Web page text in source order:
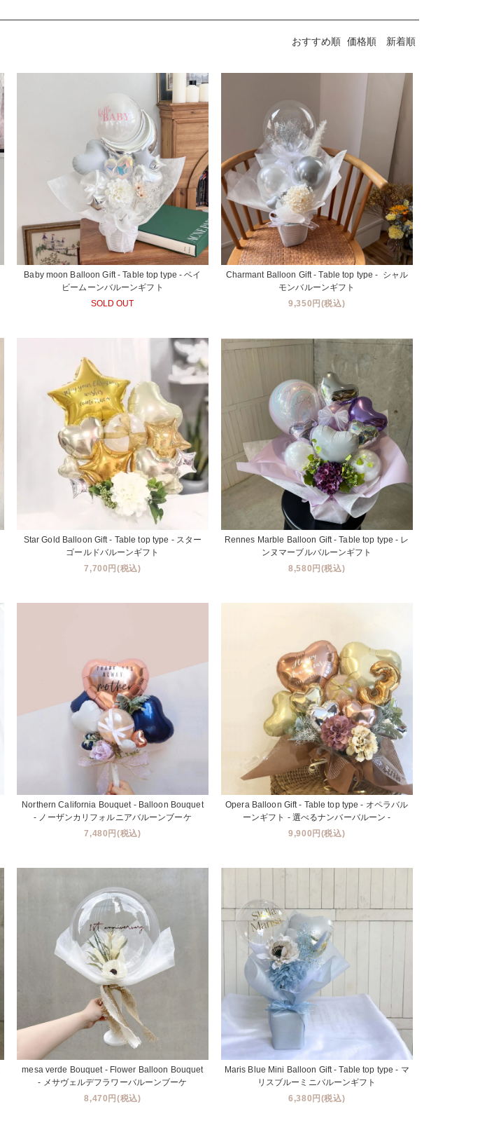
おすすめ順 価格順 新着順
Baby moon Balloon Gift - Table top type - ベイ
ビームーンバルーンギフト
SOLD OUT
Charmant Balloon Gift - Table top type - シャル
モンバルーンギフト
9,350円(税込)
Star Gold Balloon Gift - Table top type - スター
ゴールドバルーンギフト
7,700円(税込)
Rennes Marble Balloon Gift - Table top type - レ
ンヌマーブルバルーンギフト
8,580円(税込)
Northern California Bouquet - Balloon Bouquet
- ノーザンカリフォルニアバルーンブーケ
7,480円(税込)
Opera Balloon Gift - Table top type - オペラバル
ーンギフト - 選べるナンバーバルーン -
9,900円(税込)
mesa verde Bouquet - Flower Balloon Bouquet
- メサヴェルデフラワーバルーンブーケ
8,470円(税込)
Maris Blue Mini Balloon Gift - Table top type - マ
リスブルーミニバルーンギフト
6,380円(税込)